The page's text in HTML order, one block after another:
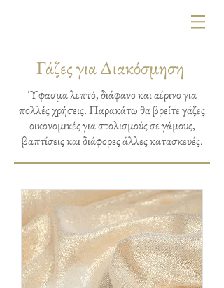
Γάζες για Διακόσμηση
Ύφασμα λεπτό, διάφανο και αέρινο για
πολλές χρήσεις. Παρακάτω θα βρείτε γάζες
οικονομικές για στολισμούς σε γάμους,
βαπτίσεις και διάφορες άλλες κατασκευές.